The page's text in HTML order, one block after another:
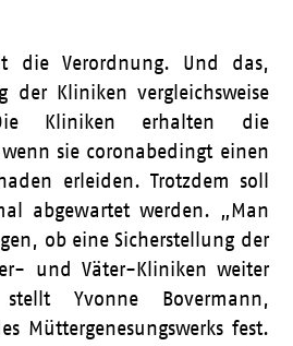
die Verordnung. Und das,
der Kliniken vergleichsweise
Kliniken erhalten die
sie coronabedingt einen
erleiden. Trotzdem soll
abgewartet werden. „Man
ob eine Sicherstellung der
und Väter-Kliniken weiter
Yvonne Bovermann,
Müttergenesungswerks fest.